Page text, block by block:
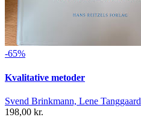
-65%
Kvalitative metoder
Svend Brinkmann, Lene Tanggaard
198,00 kr.